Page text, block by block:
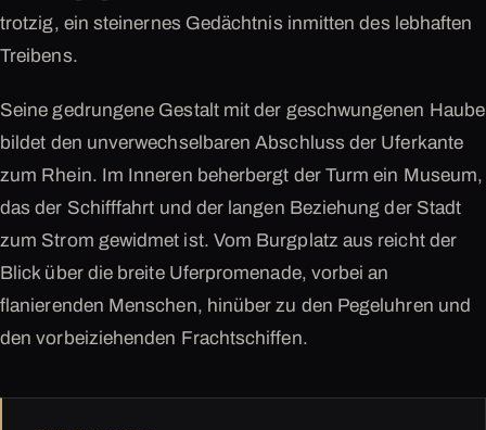
trotzig, ein steinernes Gedächtnis inmitten des lebhaften
Treibens.
Seine gedrungene Gestalt mit der geschwungenen Haube
bildet den unverwechselbaren Abschluss der Uferkante
zum Rhein. Im Inneren beherbergt der Turm ein Museum,
das der Schifffahrt und der langen Beziehung der Stadt
zum Strom gewidmet ist. Vom Burgplatz aus reicht der
Blick über die breite Uferpromenade, vorbei an
flanierenden Menschen, hinüber zu den Pegeluhren und
den vorbeiziehenden Frachtschiffen.